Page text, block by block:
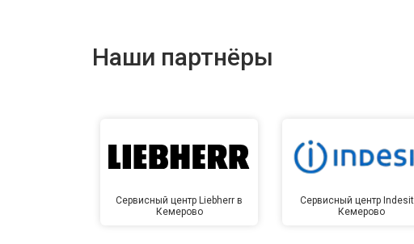
Наши партнёры
Сервисный центр Liebherr в
Кемерово
Сервисный центр
Кемерово